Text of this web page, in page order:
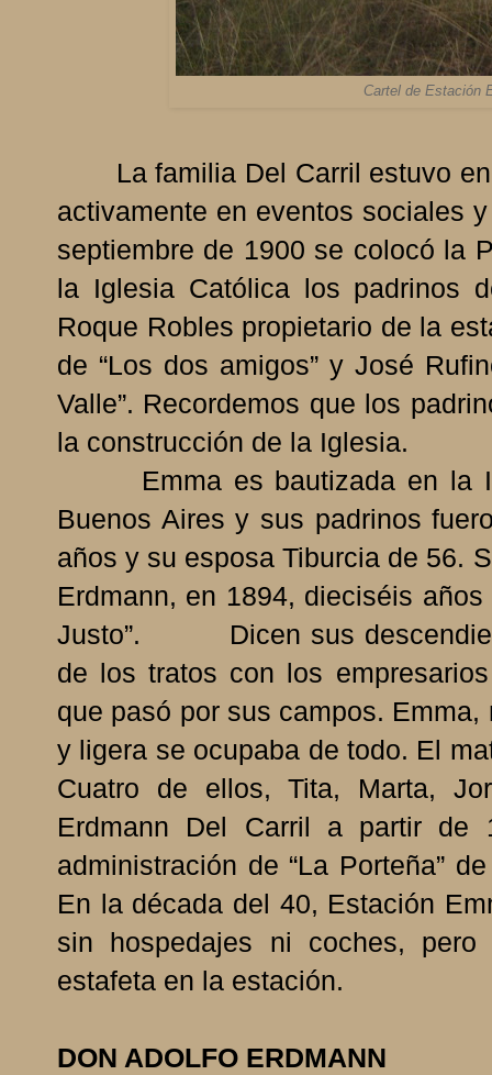
Cartel de Estación
La familia Del Carril estuvo en
activamente en eventos sociales
septiembre de 1900 se colocó la
la Iglesia Católica los padrinos
Roque Robles propietario de la
de “Los dos amigos” y José
Valle”. Recordemos que los
la construcción de la Iglesia.
Emma es bautizada en la
Buenos Aires y sus padrinos
años y su esposa Tiburcia de 56.
Erdmann, en 1894, dieciséis
Justo”. Dicen sus
de los tratos con los
que pasó por sus campos.
y ligera se ocupaba de todo. El
Cuatro de ellos, Tita, Marta,
Erdmann Del Carril a partir de
administración de “La Porteña”
En la década del 40, Estación
sin hospedajes ni coches,
estafeta en la estación.
DON ADOLFO ERDMANN